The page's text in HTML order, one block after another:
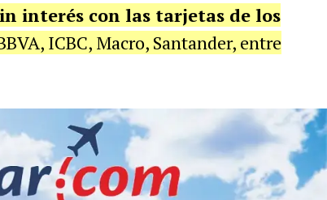
interés con las tarjetas de los
ICBC, Macro, Santander, entre